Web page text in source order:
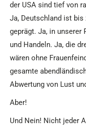
der USA sind tief von
Ja, Deutschland ist
geprägt. Ja, in
und Handeln. Ja, die
wären ohne
gesamte
Abwertung von Lust
Aber!
Und Nein! Nicht jeder